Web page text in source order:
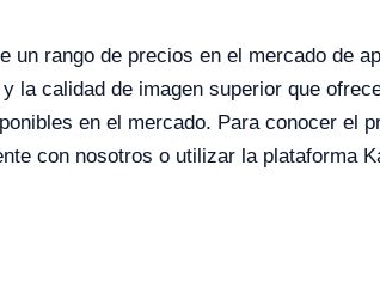
un rango de precios en el mercado de
la calidad de imagen superior que
en el mercado. Para conocer el
con nosotros o utilizar la plataforma